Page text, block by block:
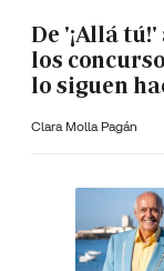
De '¡Allá
los
lo siguen
Clara Molla Pagán